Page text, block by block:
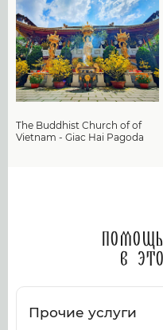
The Buddhist Church of of
Vietnam - Giac Hai Pagoda
в
Прочие услуги